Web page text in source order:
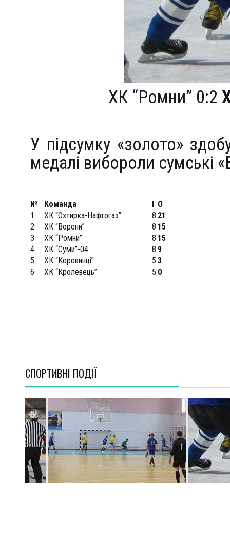
ХК “Ромни” 0:2
У підсумку «золото»
медалі вибороли сумські
№ Команда І О
1
ХК “Охтирка-Нафтогаз” 8 21
2
ХК “Ворони” 8 15
3
ХК “Ромни” 8 15
4
ХК “Суми”-04 8 9
5
ХК “Коровинці” 5 3
6
ХК “Кролевець” 5 0
СПОРТИВНI ПОДІЇ